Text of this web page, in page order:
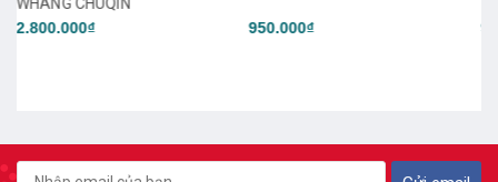
950.000₫ 950.000₫